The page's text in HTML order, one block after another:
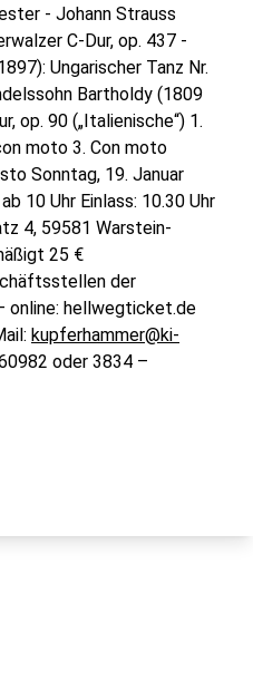
- Johann Strauss
C-Dur, op. 437 -
Ungarischer Tanz Nr.
Bartholdy (1809
op. 90 („Italienische“) 1.
moto 3. Con moto
Sonntag, 19. Januar
10 Uhr Einlass: 10.30 Uhr
4, 59581 Warstein-
25 €
der
online: hellwegticket.de
kupferhammer@ki-
oder 3834 –